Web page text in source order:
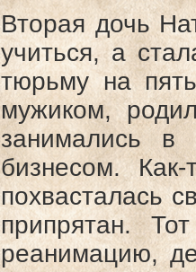
Вторая дочь
учиться, а
тюрьму на
мужиком,
занимались
бизнесом.
похвасталась
припрятан.
реанимацию,